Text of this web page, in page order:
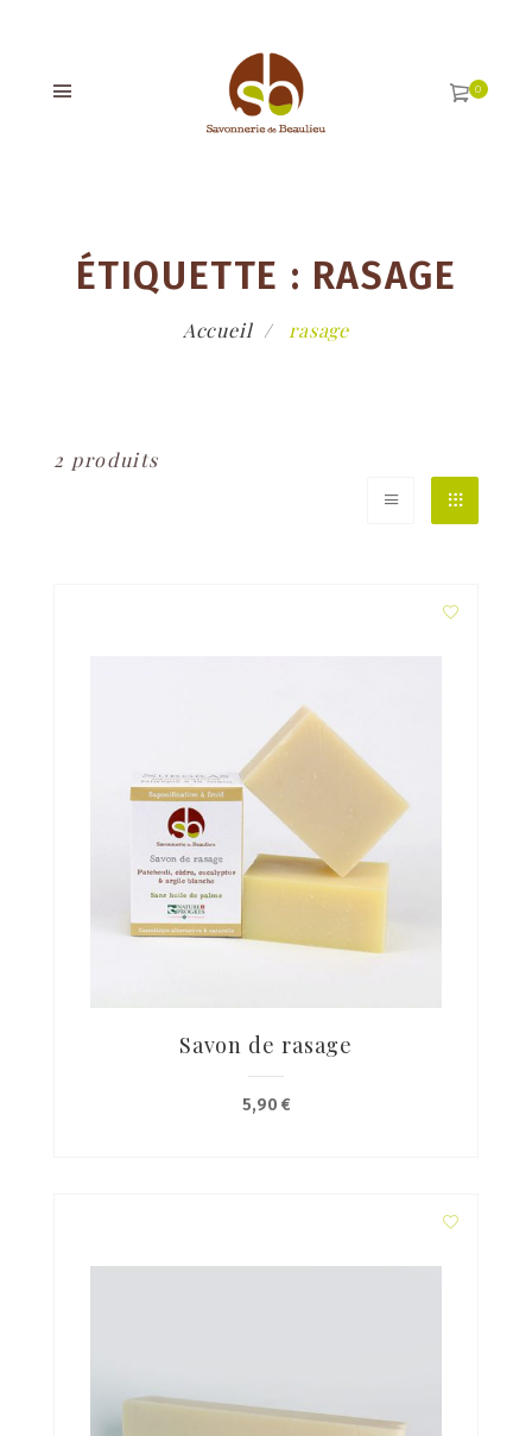
ÉTIQUETTE : RASAGE
Accueil rasage
2 produits
Savon de rasage
5,90 €